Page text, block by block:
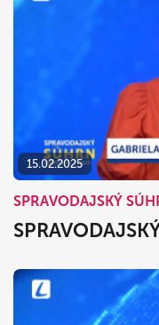
15.02.2025
SPRAVODAJSKÝ